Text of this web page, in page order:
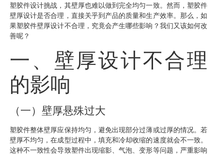
塑胶件设计挑战，其壁厚也难以做到完全均匀一致。然而，塑胶件
壁厚设计是否合理，直接关乎到产品的质量和生产效率。那么，如
果塑胶件壁厚设计不合理，究竟会产生哪些影响？我们又该如何改
善呢？
一、壁厚设计不合理
的影响
（一）壁厚悬殊过大
塑胶件整体壁厚应保持均匀，避免出现部分过薄或过厚的情况。若
壁厚不均匀，在成型过程中，填充和冷却收缩的速度就会不一致。
这种不一致性会导致塑件出现缩影、气泡、变形等问题，严重影响